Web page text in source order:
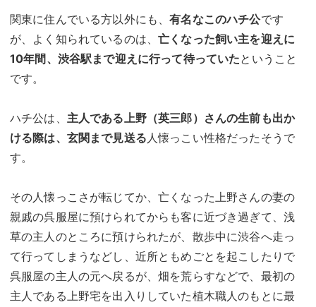
関東に住んでいる方以外にも、有名なこのハチ公です
が、よく知られているのは、亡くなった飼い主を迎えに
10年間、渋谷駅まで迎えに行って待っていたということ
です。
ハチ公は、 主人である上野（英三郎）さんの生前も出か
ける際は、玄関まで見送る 人懐っこい性格だったそうで
す。
その人懐っこさが転じてか、亡くなった上野さんの妻の
親戚の呉服屋に預けられてからも客に近づき過ぎて、浅
草の主人のところに預けられたが、散歩中に渋谷へ走っ
て行ってしまうなどし、近所ともめごとを起こしたりで
呉服屋の主人の元へ戻るが、畑を荒らすなどで、最初の
主人である上野宅を出入りしていた植木職人のもとに最